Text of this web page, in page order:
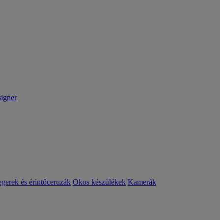
és érintőceruzák Okos készülékek Kamerák